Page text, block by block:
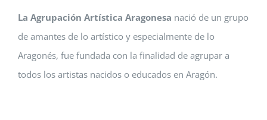
La Agrupación Artística Aragonesa nació de un grupo
de amantes de lo artístico y especialmente de lo
Aragonés, fue fundada con la finalidad de agrupar a
todos los artistas nacidos o educados en Aragón.